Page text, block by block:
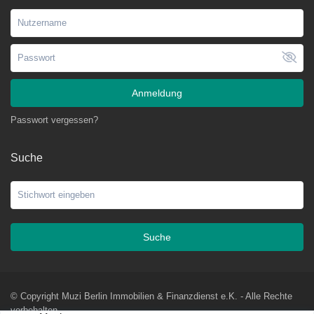
Anmeldung
Passwort vergessen?
Suche
Suche
© Copyright Muzi Berlin Immobilien & Finanzdienst e.K. - Alle Rechte
vorbehalten